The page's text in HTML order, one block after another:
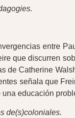
entre
que discurren
Catherine
señala que
educación
de(s)coloniales.